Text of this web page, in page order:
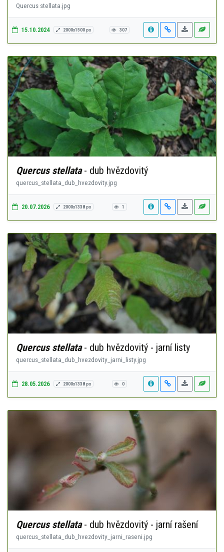
Quercus stellata.jpg
15.10.2024 2000x1500 px 307
Quercus stellata- dub hvězdovitý
quercus_stellata_dub_hvezdovity.jpg
20.07.2026 2000x1338 px 1
Quercus stellata- dub hvězdovitý - jarní listy
quercus_stellata_dub_hvezdovity_jarni_listy.jpg
28.05.2026 2000x1338 px 0
Quercus stellata- dub hvězdovitý - jarní rašení
quercus_stellata_dub_hvezdovity_jarni_raseni.jpg